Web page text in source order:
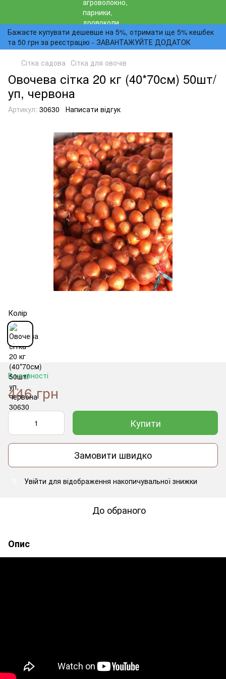
Бажаєте купувати дешевше на 5%, отримати ще 5% кешбек
та 50 грн за реєстрацію - ЗАВАНТАЖУЙТЕ ДОДАТОК
Сітка садова Сітка для овочів
Овочева сітка 20 кг (40*70см) 50шт/
уп, червона
Артикул: 30630 Написати відгук
Колір
В наявності
446 грн
Купити
Замовити швидко
Увійти для відображення накопичувальної знижки
До обраного
Опис